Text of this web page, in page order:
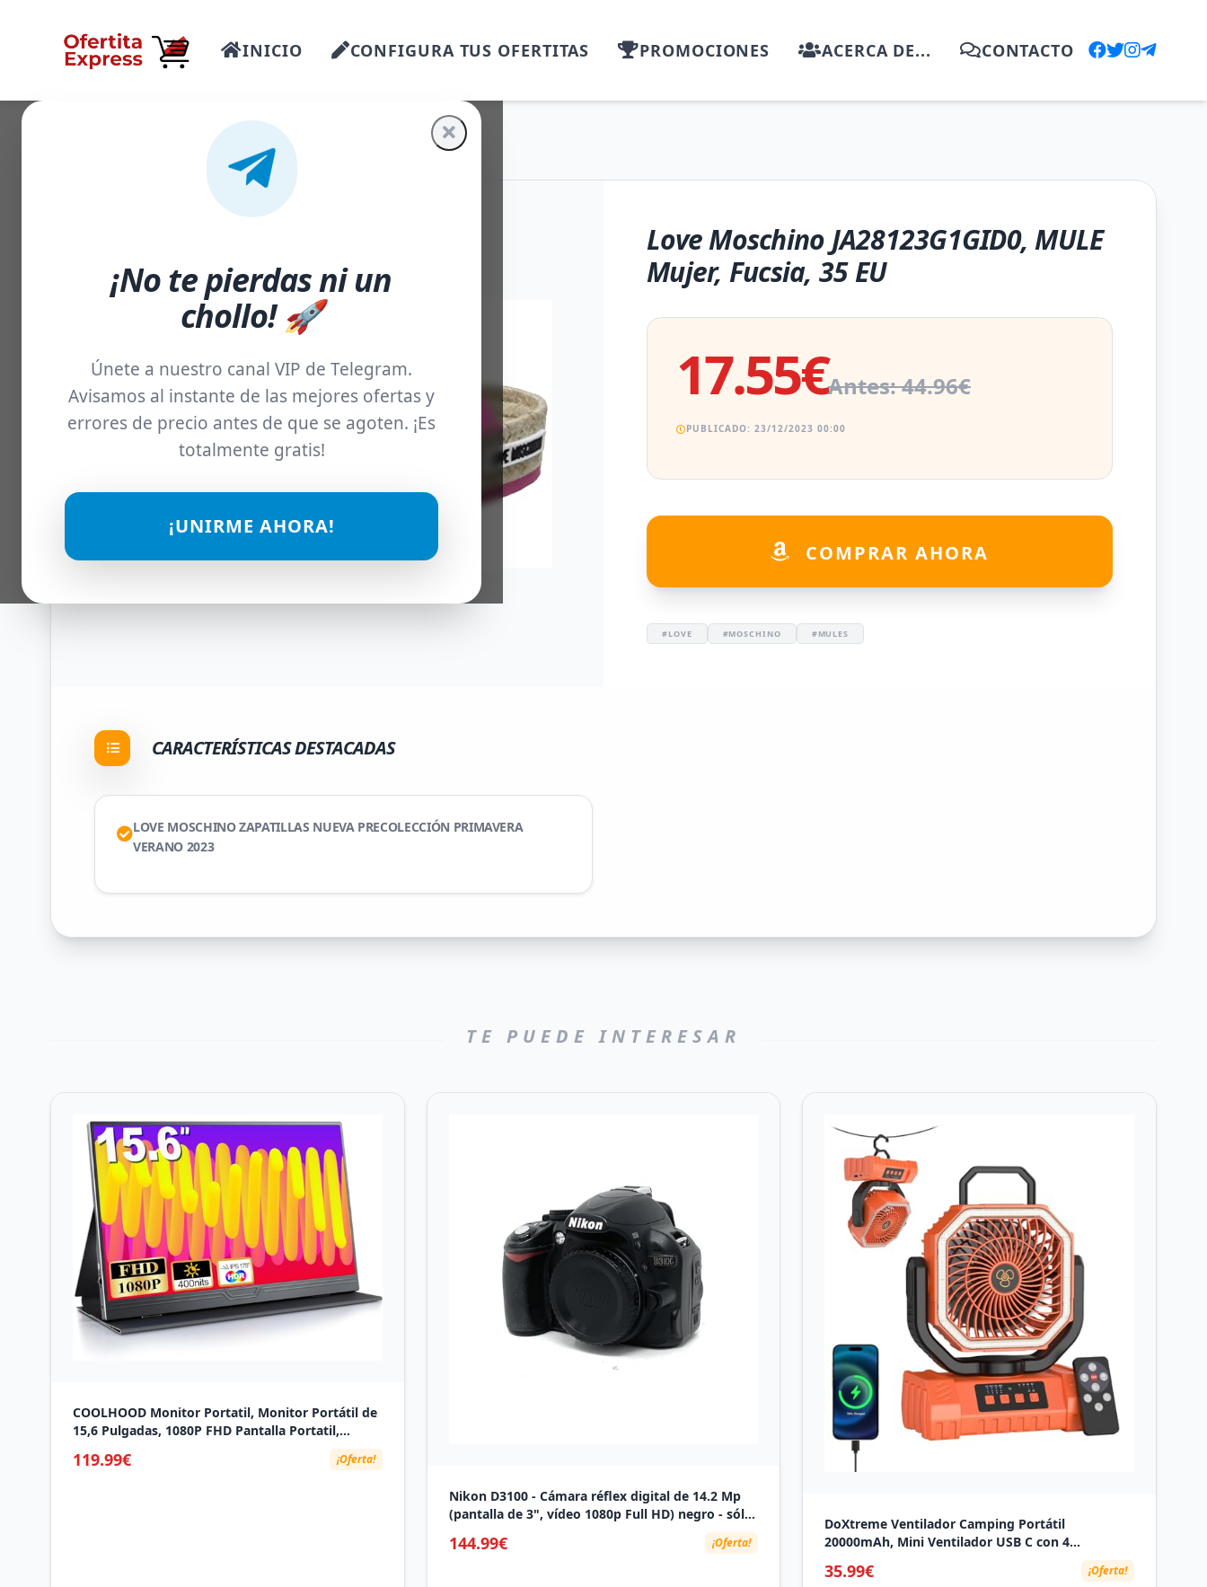
INICIO CONFIGURA TUS OFERTITAS PROMOCIONES ACERCA DE... CONTACTO
¡No te pierdas ni un
chollo! 🚀
Únete a nuestro canal VIP de Telegram.
Avisamos al instante de las mejores ofertas y
errores de precio antes de que se agoten. ¡Es
totalmente gratis!
¡UNIRME AHORA!
Love Moschino JA28123G1GID0, MULE
Mujer, Fucsia, 35 EU
17.55€Antes: 44.96€
PUBLICADO: 23/12/2023 00:00
COMPRAR AHORA
#LOVE #MOSCHINO #MULES
CARACTERÍSTICAS DESTACADAS
LOVE MOSCHINO ZAPATILLAS NUEVA PRECOLECCIÓN PRIMAVERA
VERANO 2023
TE PUEDE INTERESAR
COOLHOOD Monitor Portatil, Monitor Portátil de
15,6 Pulgadas, 1080P FHD Pantalla Portatil,
Portable Monitor con Mini HDMI/USB-C, para
Computadora Portátil, PC, Mac, PS5, Xbox
119.99€ ¡Oferta!
Nikon D3100 - Cámara réflex digital de 14.2 Mp
(pantalla de 3", vídeo 1080p Full HD) negro - sólo
144.99€ ¡Oferta!
DoXtreme Ventilador Camping Portátil
20000mAh, Mini Ventilador USB C con 4
velocidades, Temporizador 1-8H, 2 ángulos de
rotación (45°/90°), Lámpara LED de 3 Niveles
35.99€ ¡Oferta!